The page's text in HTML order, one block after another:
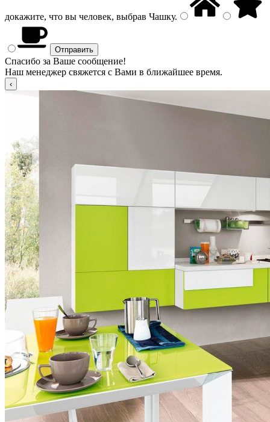
докажите, что вы человек, выбрав Чашку.
Спасибо за Ваше сообщение!
Наш менеджер свяжется с Вами в ближайшее время.